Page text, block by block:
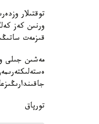
توقتىلار
ورنىن كەز
قىزمەت
مەشىن جىلى
تورپاق